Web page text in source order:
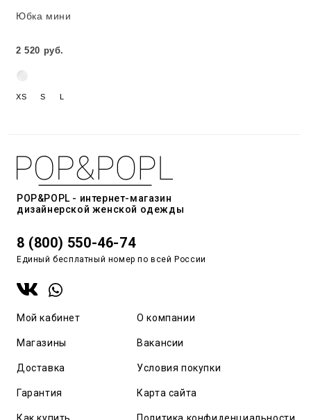
Юбка мини
2 520 руб.
XS S L
POP&POPL - интернет-магазин
дизайнерской женской одежды
8 (800) 550-46-74
Единый бесплатный номер по всей России
Мой кабинет
Магазины
Доставка
Гарантия
О компании
Вакансии
Условия покупки
Карта сайта